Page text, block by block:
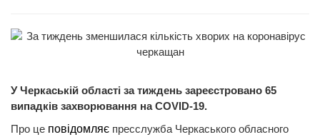
У Черкаській області за тиждень зареєстровано 65
випадків захворювання на СOVID-19.
Про це повідомляє пресслужба Черкаського обласного